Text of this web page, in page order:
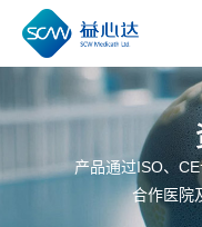
产品通过ISO、
合作医院